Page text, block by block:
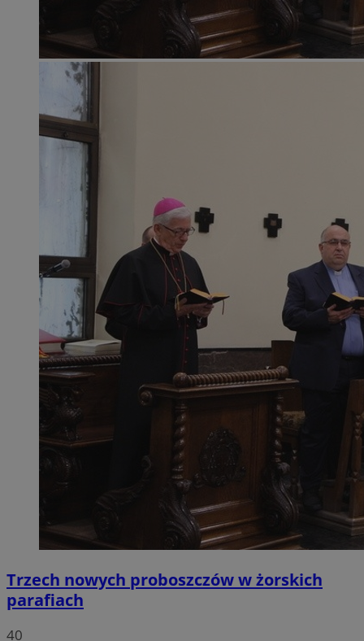
Trzech nowych proboszczów w żorskich
parafiach
40